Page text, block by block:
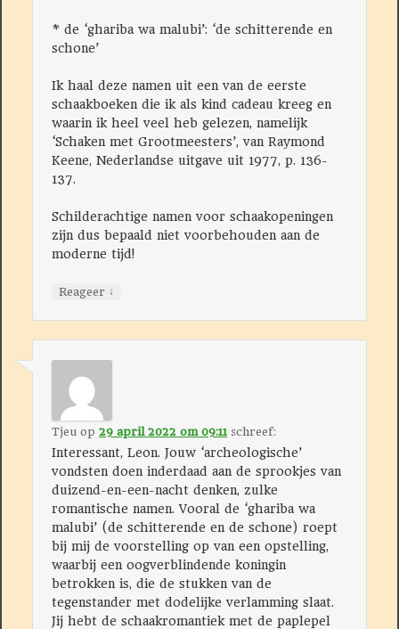
* de ‘ghariba wa malubi’: ‘de schitterende en
schone’
Ik haal deze namen uit een van de eerste
schaakboeken die ik als kind cadeau kreeg en
waarin ik heel veel heb gelezen, namelijk
‘Schaken met Grootmeesters’, van Raymond
Keene, Nederlandse uitgave uit 1977, p. 136-
137.
Schilderachtige namen voor schaakopeningen
zijn dus bepaald niet voorbehouden aan de
moderne tijd!
Reageer ↓
Tjeu op 29 april 2022 om 09:11 schreef:
Interessant, Leon. Jouw ‘archeologische’
vondsten doen inderdaad aan de sprookjes van
duizend-en-een-nacht denken, zulke
romantische namen. Vooral de ‘ghariba wa
malubi’ (de schitterende en de schone) roept
bij mij de voorstelling op van een opstelling,
waarbij een oogverblindende koningin
betrokken is, die de stukken van de
tegenstander met dodelijke verlamming slaat.
Jij hebt de schaakromantiek met de paplepel